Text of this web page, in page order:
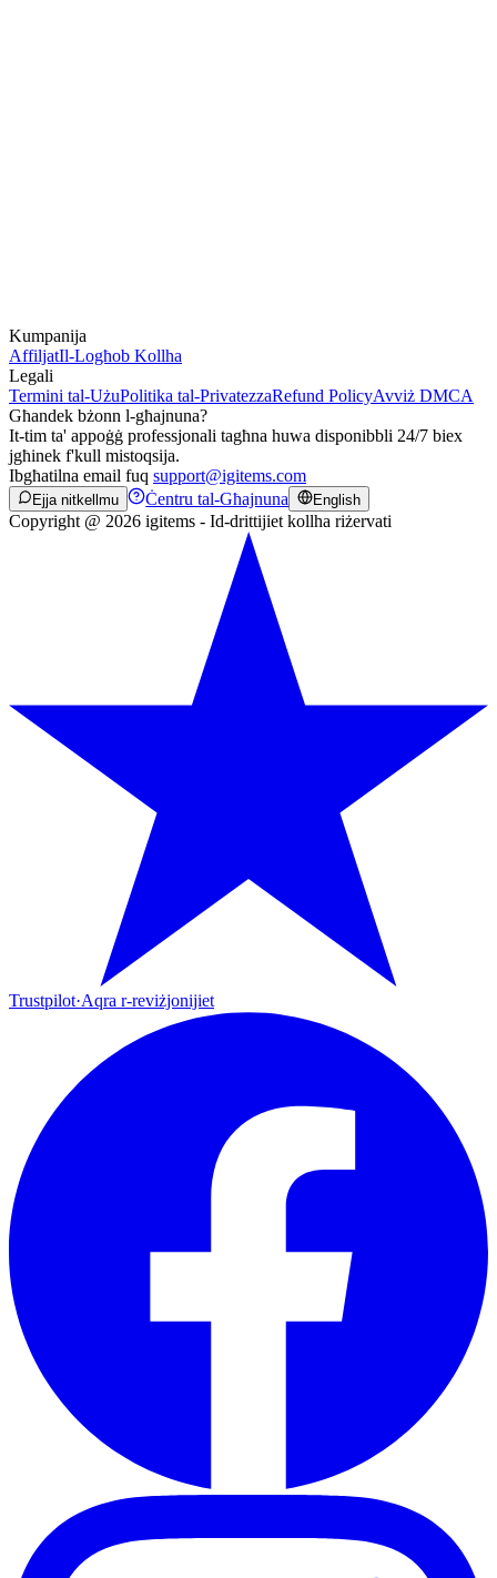
Kumpanija
AffiljatIl-Logħob Kollha
Legali
Termini tal-UżuPolitika tal-PrivatezzaRefund PolicyAvviż DMCA
Għandek bżonn l-għajnuna?
It-tim ta' appoġġ professjonali tagħna huwa disponibbli 24/7 biex
jgħinek f'kull mistoqsija.
Ibgħatilna email fuq support@igitems.com
Ejja nitkellmu Ċentru tal-Għajnuna English
Copyright @ 2026 igitems - Id-drittijiet kollha riżervati
Trustpilot·Aqra r-reviżjonijiet